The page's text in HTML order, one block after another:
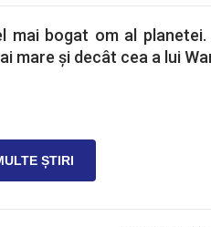
mai bogat om al planetei.
mare și decât cea a lui
ȘTIRI